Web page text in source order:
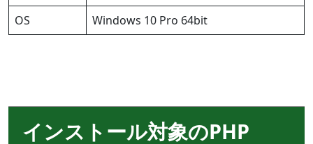
OS
Windows 10 Pro 64bit
インストール対象のPHP